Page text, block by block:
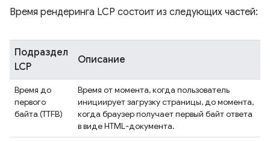
Время рендеринга LCP состоит из следующих частей:
Подраздел
LCP
Описание
Время до
первого
байта (TTFB)
Время от момента, когда пользователь
инициирует загрузку страницы, до момента,
когда браузер получает первый байт ответа
в виде HTML-документа.